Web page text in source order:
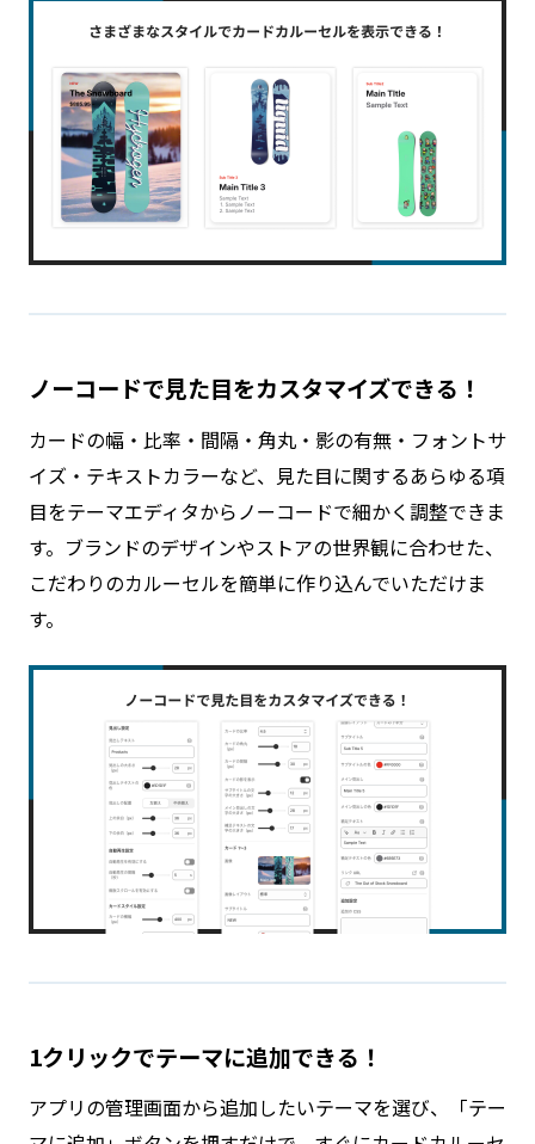
ノーコードで見た目をカスタマイズできる！
カードの幅・比率・間隔・角丸・影の有無・フォントサ
イズ・テキストカラーなど、見た目に関するあらゆる項
目をテーマエディタからノーコードで細かく調整できま
す。ブランドのデザインやストアの世界観に合わせた、
こだわりのカルーセルを簡単に作り込んでいただけま
す。
1クリックでテーマに追加できる！
アプリの管理画面から追加したいテーマを選び、「テー